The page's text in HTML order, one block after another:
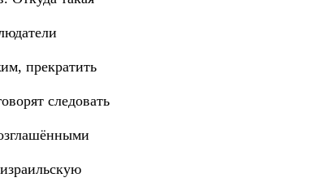
прекратить
следовать